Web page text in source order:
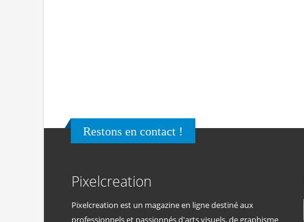
Restons en contact !
Pixelcreation
Pixelcreation est un magazine en ligne destiné aux